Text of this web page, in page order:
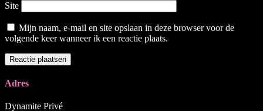
Site
Mijn naam, e-mail en site opslaan in deze browser voor de
volgende keer wanneer ik een reactie plaats.
Adres
Dynamite Privé